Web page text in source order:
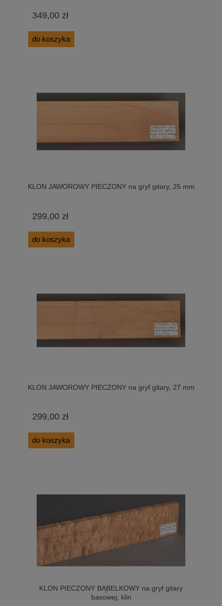
349,00 zł
do koszyka
KLON JAWOROWY PIECZONY na gryf gitary, 25 mm
299,00 zł
do koszyka
KLON JAWOROWY PIECZONY na gryf gitary, 27 mm
299,00 zł
do koszyka
KLON PIECZONY BĄBELKOWY na gryf gitary
basowej, klin